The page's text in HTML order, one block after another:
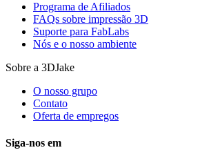
Programa de Afiliados
FAQs sobre impressão 3D
Suporte para FabLabs
Nós e o nosso ambiente
Sobre a 3DJake
O nosso grupo
Contato
Oferta de empregos
Siga-nos em